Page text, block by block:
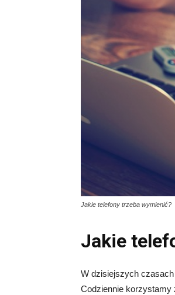
Jakie telefony trzeba wymienić?
Jakie
W dzisiejszych czasach
Codziennie korzystamy